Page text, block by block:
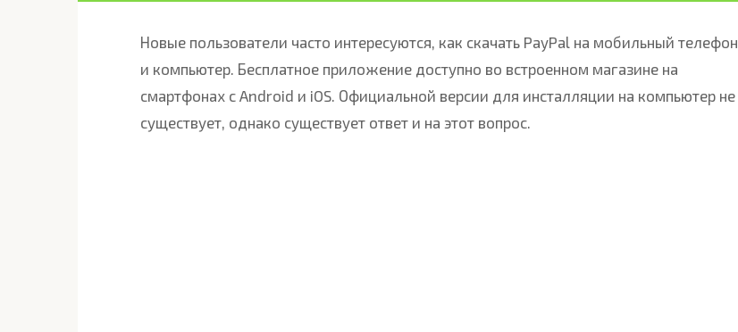
Новые пользователи часто интересуются, как скачать PayPal на мобильный телефон
и компьютер. Бесплатное приложение доступно во встроенном магазине на
смартфонах с Android и iOS. Официальной версии для инсталляции на компьютер не
существует, однако существует ответ и на этот вопрос.